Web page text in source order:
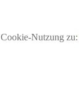
Nutzung zu: